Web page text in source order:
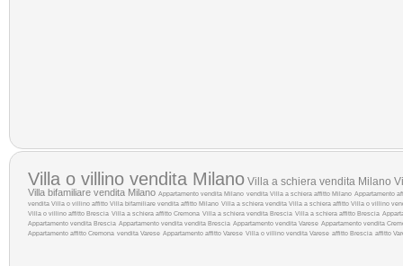
Villa o villino vendita Milano Villa a schiera vendita Milano
Villa bifamiliare vendita Milano Appartamento vendita Milano vendita Villa a schiera affitto Milano Appartamento
vendita Villa o villino affitto Villa bifamiliare vendita affitto Milano Villa a schiera vendita Villa a schiera affitto Villa o villino
Villa o villino affitto Brescia Villa a schiera affitto Cremona Villa a schiera vendita Brescia Villa a schiera affitto Brescia
Appartamento vendita Brescia Appartamento vendita vendita Brescia Appartamento vendita Varese Appartamento vendita
Appartamento affitto Cremona vendita Varese Appartamento affitto Varese Villa o villino vendita Varese affitto Brescia affitto